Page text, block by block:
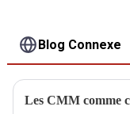
Blog Connexe